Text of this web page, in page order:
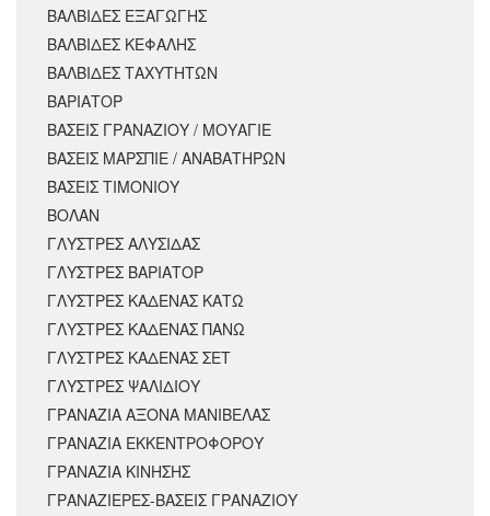
ΒΑΛΒΙΔΕΣ ΕΞΑΓΩΓΗΣ
ΒΑΛΒΙΔΕΣ ΚΕΦΑΛΗΣ
ΒΑΛΒΙΔΕΣ ΤΑΧΥΤΗΤΩΝ
ΒΑΡΙΑΤΟΡ
ΒΑΣΕΙΣ ΓΡΑΝΑΖΙΟΥ / ΜΟΥΑΓΙΕ
ΒΑΣΕΙΣ ΜΑΡΣΠΙΕ / ΑΝΑΒΑΤΗΡΩΝ
ΒΑΣΕΙΣ ΤΙΜΟΝΙΟΥ
ΒΟΛΑΝ
ΓΛΥΣΤΡΕΣ ΑΛΥΣΙΔΑΣ
ΓΛΥΣΤΡΕΣ ΒΑΡΙΑΤΟΡ
ΓΛΥΣΤΡΕΣ ΚΑΔΕΝΑΣ ΚΑΤΩ
ΓΛΥΣΤΡΕΣ ΚΑΔΕΝΑΣ ΠΑΝΩ
ΓΛΥΣΤΡΕΣ ΚΑΔΕΝΑΣ ΣΕΤ
ΓΛΥΣΤΡΕΣ ΨΑΛΙΔΙΟΥ
ΓΡΑΝΑΖΙΑ ΑΞΟΝΑ ΜΑΝΙΒΕΛΑΣ
ΓΡΑΝΑΖΙΑ ΕΚΚΕΝΤΡΟΦΟΡΟΥ
ΓΡΑΝΑΖΙΑ ΚΙΝΗΣΗΣ
ΓΡΑΝΑΖΙΕΡΕΣ-ΒΑΣΕΙΣ ΓΡΑΝΑΖΙΟΥ